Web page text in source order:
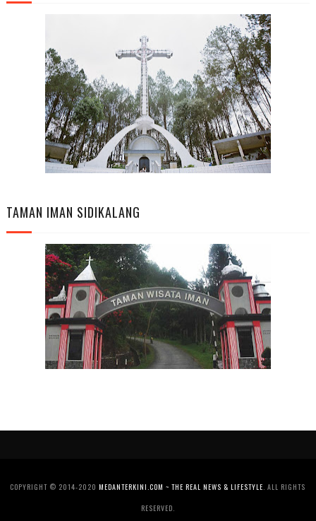
TAMAN IMAN SIDIKALANG
COPYRIGHT © 2014-2020MEDANTERKINI.COM ~ THE REAL NEWS & LIFESTYLE . ALL RIGHTS
RESERVED.